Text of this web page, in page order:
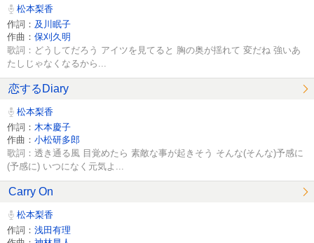
松本梨香
作詞： 及川眠子
作曲： 保刈久明
歌詞：どうしてだろう アイツを見てると 胸の奥が揺れて 変だね 強いあ
たしじゃなくなるから...
恋するDiary
松本梨香
作詞： 木本慶子
作曲： 小松研多郎
歌詞：透き通る風 目覚めたら 素敵な事が起きそう そんな(そんな)予感に
(予感に) いつになく元気よ...
Carry On
松本梨香
作詞： 浅田有理